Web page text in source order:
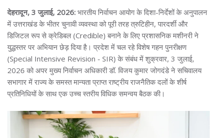
देहरादून, 3 जुलाई, 2026: भारतीय निर्वाचन आयोग के दिशा-निर्देशों के अनुपालन
में उत्तराखंड के भीतर चुनावी व्यवस्था को पूरी तरह त्रुटिहीन, पारदर्शी और
डिजिटल रूप से क्रेडिबल (Credible) बनाने के लिए प्रशासनिक मशीनरी ने
युद्धस्तर पर अभियान छेड़ दिया है। प्रदेश में चल रहे विशेष गहन पुनरीक्षण
(Special Intensive Revision - SIR) के संबंध में शुक्रवार, 3 जुलाई,
2026 को अपर मुख्य निर्वाचन अधिकारी डॉ. विजय कुमार जोगदंडे ने सचिवालय
सभागार में राज्य के समस्त मान्यता प्राप्त राष्ट्रीय राजनैतिक दलों के शीर्ष
प्रतिनिधियों के साथ एक उच्च स्तरीय विधिक समन्वय बैठक की।